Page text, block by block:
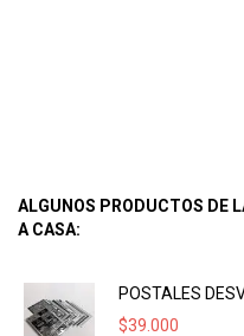
ALGUNOS PRODUCTOS DE
A CASA:
POSTALES
$39.000